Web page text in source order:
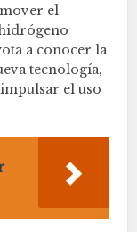
el
a conocer la
tecnología,
el uso